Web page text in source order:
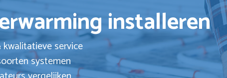
installeren
service
systemen